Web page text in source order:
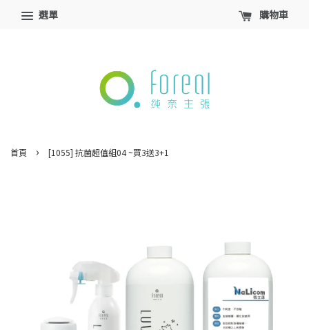
選單 購物車
首頁 › [1055] 抗菌超值組04 ~買3送3+1